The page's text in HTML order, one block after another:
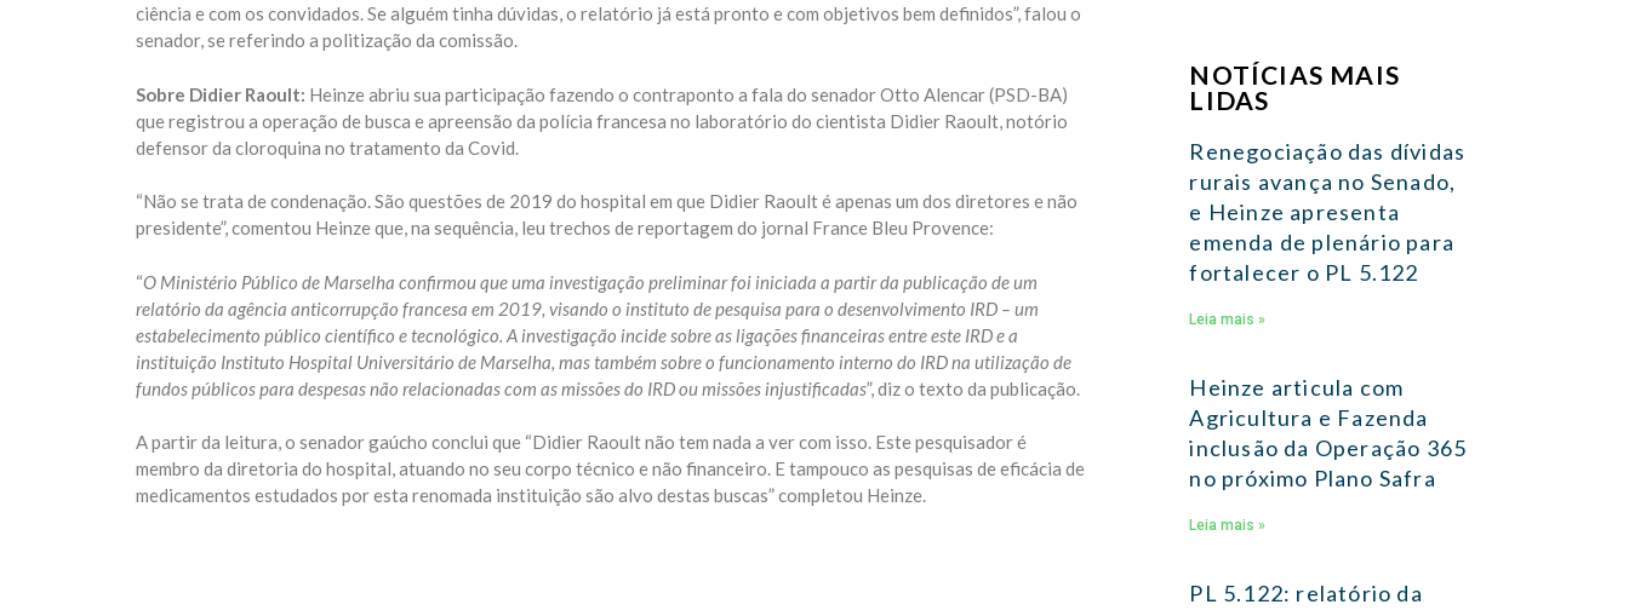
ciência e com os convidados. Se alguém tinha dúvidas, o relatório já está pronto e com objetivos bem definidos”, falou o
senador, se referindo a politização da comissão.
Sobre Didier Raoult: Heinze abriu sua participação fazendo o contraponto a fala do senador Otto Alencar (PSD-BA)
que registrou a operação de busca e apreensão da polícia francesa no laboratório do cientista Didier Raoult, notório
defensor da cloroquina no tratamento da Covid.
“Não se trata de condenação. São questões de 2019 do hospital em que Didier Raoult é apenas um dos diretores e não
presidente”, comentou Heinze que, na sequência, leu trechos de reportagem do jornal France Bleu Provence:
“O Ministério Público de Marselha confirmou que uma investigação preliminar foi iniciada a partir da publicação de um
relatório da agência anticorrupção francesa em 2019, visando o instituto de pesquisa para o desenvolvimento IRD – um
estabelecimento público científico e tecnológico. A investigação incide sobre as ligações financeiras entre este IRD e a
instituição Instituto Hospital Universitário de Marselha, mas também sobre o funcionamento interno do IRD na utilização de
fundos públicos para despesas não relacionadas com as missões do IRD ou missões injustificadas”, diz o texto da publicação.
A partir da leitura, o senador gaúcho conclui que “Didier Raoult não tem nada a ver com isso. Este pesquisador é
membro da diretoria do hospital, atuando no seu corpo técnico e não financeiro. E tampouco as pesquisas de eficácia de
medicamentos estudados por esta renomada instituição são alvo destas buscas” completou Heinze.
NOTÍCIAS MAIS
LIDAS
Renegociação das dívidas
rurais avança no Senado,
e Heinze apresenta
emenda de plenário para
fortalecer o PL 5.122
Leia mais »
Heinze articula com
Agricultura e Fazenda
inclusão da Operação 365
no próximo Plano Safra
Leia mais »
PL 5.122: relatório da